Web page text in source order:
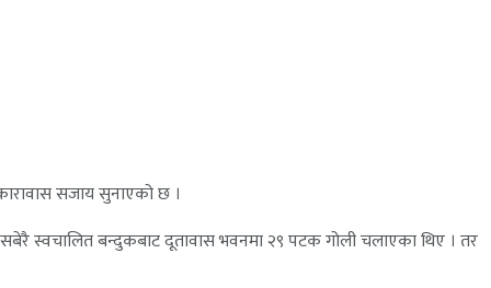
सजाय सुनाएको छ ।
स्वचालित बन्दुकबाट दूतावास भवनमा २९ पटक गोली चलाएका थिए । तर